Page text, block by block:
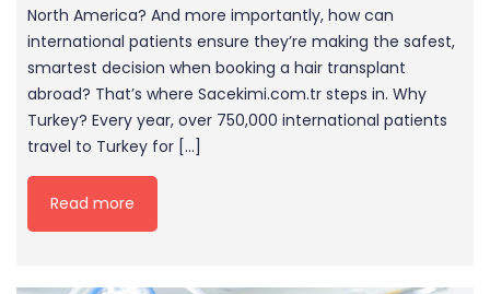
North America? And more importantly, how can
international patients ensure they’re making the safest,
smartest decision when booking a hair transplant
abroad? That’s where Sacekimi.com.tr steps in. Why
Turkey? Every year, over 750,000 international patients
travel to Turkey for […]
Read more